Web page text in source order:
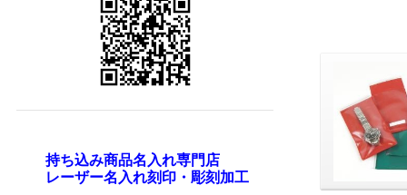
持ち込み商品名入れ専門店
レーザー名入れ刻印・彫刻加工